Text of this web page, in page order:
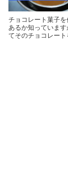
チョコレート菓子
あるか知っていま
てそのチョコレー